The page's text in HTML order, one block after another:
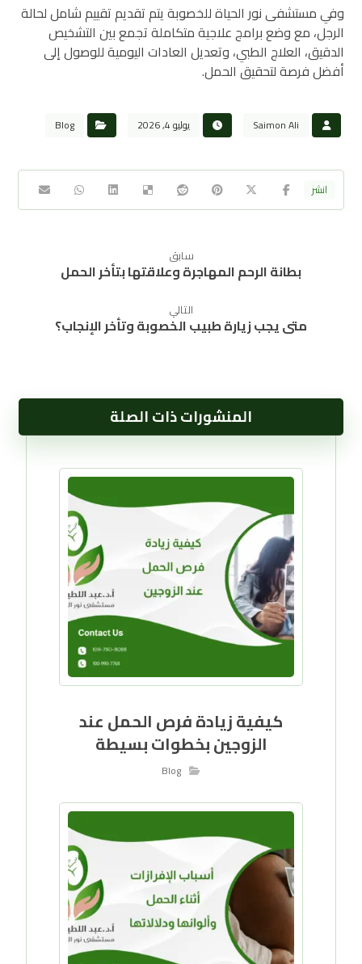
وفي مستشفى نور الحياة للخصوبة يتم تقديم تقييم شامل لحالة
الرجل، مع وضع برامج علاجية متكاملة تجمع بين التشخيص
الدقيق، العلاج الطبي، وتعديل العادات اليومية للوصول إلى
أفضل فرصة لتحقيق الحمل.
Saimon Ali يوليو 4, 2026 Blog
سابق
بطانة الرحم المهاجرة وعلاقتها بتأخر الحمل
التالي
متى يجب زيارة طبيب الخصوبة وتأخر الإنجاب؟
المنشورات ذات الصلة
كيفية زيادة فرص الحمل عند
الزوجين بخطوات بسيطة
Blog